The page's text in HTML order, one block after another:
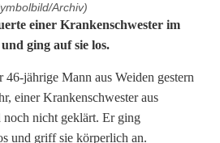
Archiv)
einer Krankenschwester im
ging auf sie los.
jährige Mann aus Weiden gestern
einer Krankenschwester aus
noch nicht geklärt. Er ging
und griff sie körperlich an.